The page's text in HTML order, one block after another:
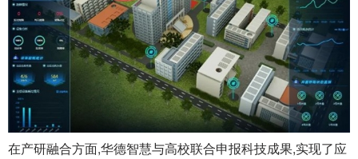
在产研融合方面,华德智慧与高校联合申报科技成果,实现了应